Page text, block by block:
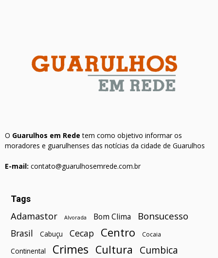
O Guarulhos em Rede tem como objetivo informar os
moradores e guarulhenses das notícias da cidade de Guarulhos
E-mail: contato@guarulhosemrede.com.br
Tags
Adamastor Alvorada Bom Clima Bonsucesso
Brasil Cabuçu Cecap Centro Cocaia
Continental Crimes Cultura Cumbica